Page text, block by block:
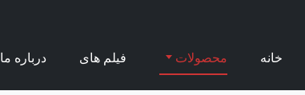
خانه محصولات فیلم های درباره ما